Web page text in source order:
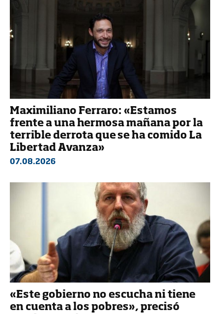
Maximiliano Ferraro: «Estamos
frente a una hermosa mañana por la
terrible derrota que se ha comido La
Libertad Avanza»
07.08.2026
«Este gobierno no escucha ni tiene
en cuenta a los pobres», precisó